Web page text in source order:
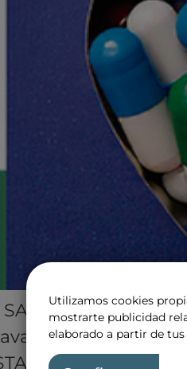
EN EL
Pag: 2-19
UNIDOS Y
Utilizamos cookies
mostrarte publicidad
elaborado a partir de